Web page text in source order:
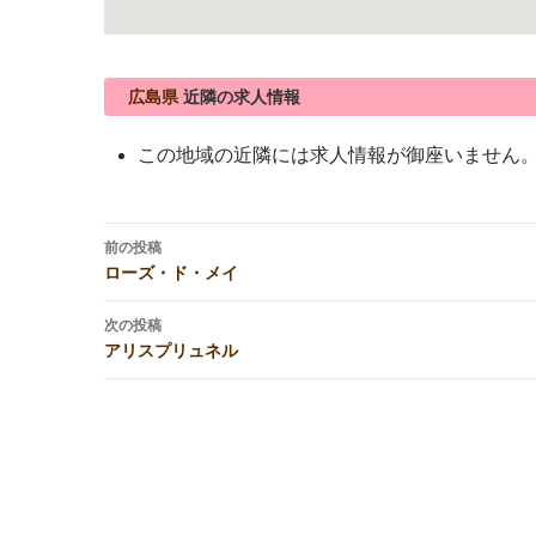
広島県近隣の求人情報
この地域の近隣には求人情報が御座いません
投
稿
ナ
ビ
ゲ
ー
前の投稿
ローズ・ド・メイ
次の投稿
アリスプリュネル